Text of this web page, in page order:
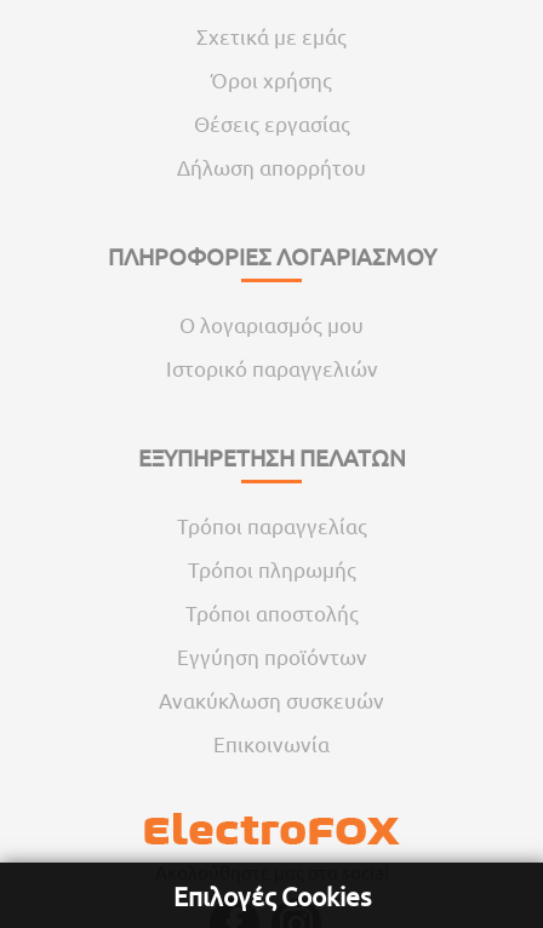
Σχετικά με εμάς
Όροι χρήσης
Θέσεις εργασίας
Δήλωση απορρήτου
ΠΛΗΡΟΦΟΡΙΕΣ ΛΟΓΑΡΙΑΣΜΟΥ
Ο λογαριασμός μου
Ιστορικό παραγγελιών
ΕΞΥΠΗΡΕΤΗΣΗ ΠΕΛΑΤΩΝ
Τρόποι παραγγελίας
Τρόποι πληρωμής
Τρόποι αποστολής
Εγγύηση προϊόντων
Ανακύκλωση συσκευών
Επικοινωνία
Επιλογές Cookies